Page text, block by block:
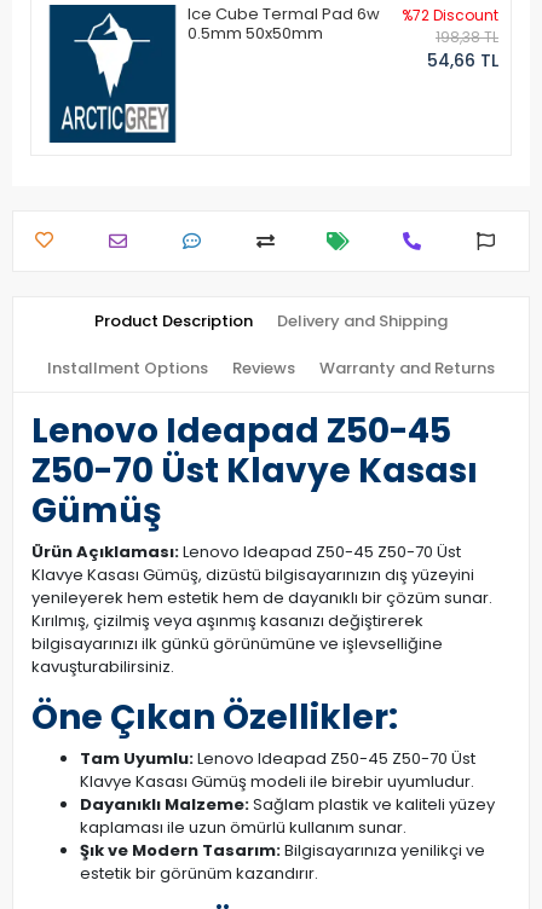
Ice Cube Termal Pad 6w
0.5mm 50x50mm
%72 Discount
198,38 TL
54,66 TL
Product Description Delivery and Shipping
Installment Options Reviews Warranty and Returns
Lenovo Ideapad Z50-45
Z50-70 Üst Klavye Kasası
Gümüş
Ürün Açıklaması:Lenovo Ideapad Z50-45 Z50-70 Üst
Klavye Kasası Gümüş, dizüstü bilgisayarınızın dış yüzeyini
yenileyerek hem estetik hem de dayanıklı bir çözüm sunar.
Kırılmış, çizilmiş veya aşınmış kasanızı değiştirerek
bilgisayarınızı ilk günkü görünümüne ve işlevselliğine
kavuşturabilirsiniz.
Öne Çıkan Özellikler:
Tam Uyumlu:Lenovo Ideapad Z50-45 Z50-70 Üst
Klavye Kasası Gümüş modeli ile birebir uyumludur.
Dayanıklı Malzeme:Sağlam plastik ve kaliteli yüzey
kaplaması ile uzun ömürlü kullanım sunar.
Şık ve Modern Tasarım:Bilgisayarınıza yenilikçi ve
estetik bir görünüm kazandırır.